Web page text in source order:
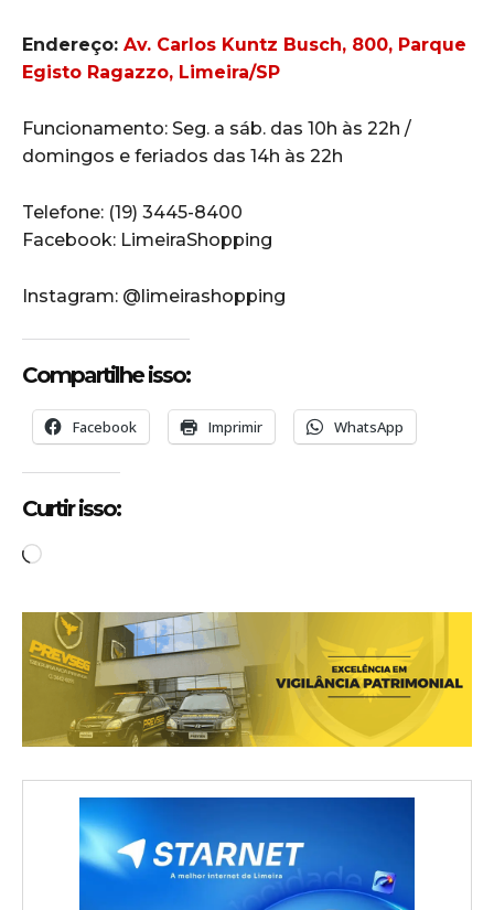
Endereço: Av. Carlos Kuntz Busch, 800, Parque
Egisto Ragazzo, Limeira/SP
Funcionamento: Seg. a sáb. das 10h às 22h /
domingos e feriados das 14h às 22h
Telefone: (19) 3445-8400
Facebook: LimeiraShopping
Instagram: @limeirashopping
Compartilhe isso:
Facebook Imprimir WhatsApp
Curtir isso:
C
r
r
e
n
d